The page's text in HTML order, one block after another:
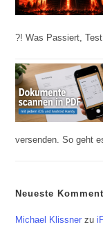
?! Was Passiert,
versenden. So geht
Neueste
Michael Klissner zu